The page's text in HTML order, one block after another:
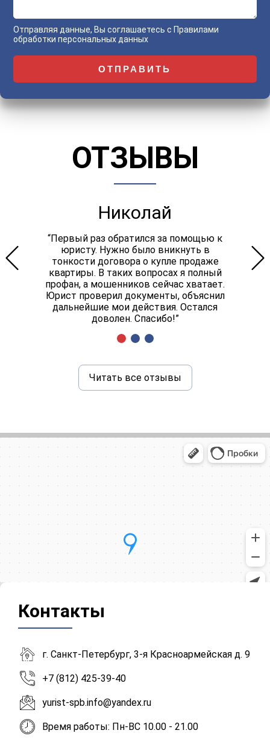
Отправляя данные, Вы соглашаетесь с Правилами
обработки персональных данных
ОТЗЫВЫ
Николай
“Первый раз обратился за помощью к
юристу. Нужно было вникнуть в
тонкости договора о купле продаже
квартиры. В таких вопросах я полный
профан, а мошенников сейчас хватает.
Юрист проверил документы, объяснил
дальнейшие мои действия. Остался
доволен. Спасибо!”
Читать все отзывы
Контакты
г. Санкт-Петербург, 3-я Красноармейская д. 9
+7 (812) 425-39-40
yurist-spb.info@yandex.ru
Время работы: Пн-ВС 10.00 - 21.00